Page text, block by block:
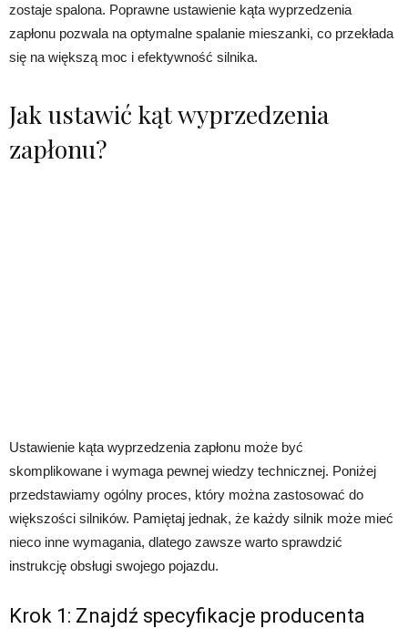
zostaje spalona. Poprawne ustawienie kąta wyprzedzenia
zapłonu pozwala na optymalne spalanie mieszanki, co przekłada
się na większą moc i efektywność silnika.
Jak ustawić kąt wyprzedzenia
zapłonu?
Ustawienie kąta wyprzedzenia zapłonu może być
skomplikowane i wymaga pewnej wiedzy technicznej. Poniżej
przedstawiamy ogólny proces, który można zastosować do
większości silników. Pamiętaj jednak, że każdy silnik może mieć
nieco inne wymagania, dlatego zawsze warto sprawdzić
instrukcję obsługi swojego pojazdu.
Krok 1: Znajdź specyfikacje producenta